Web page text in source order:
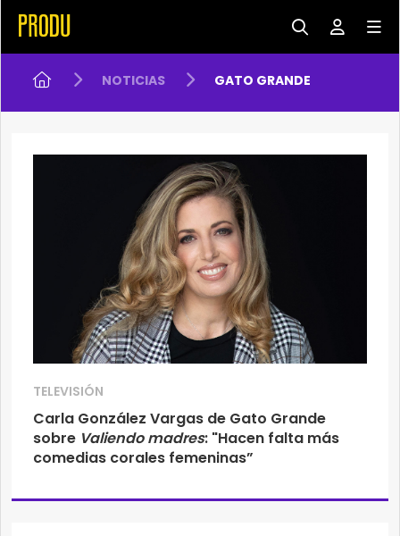
NOTICIAS GATO GRANDE
TELEVISIÓN
Carla González Vargas de Gato Grande
sobre Valiendo madres: "Hacen falta más
comedias corales femeninas”